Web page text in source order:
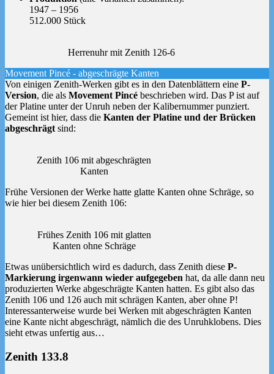
1947 – 1956
512.000 Stück
Herrenuhr mit Zenith 126-6
Movement Pincé - abgeschrägte Kanten
Von einigen Zenith-Werken gibt es in den Datenblättern eine P-
Version, die als Movement Pincé beschrieben wird. Das P ist auf
der Platine unter der Unruh neben der Kalibernummer punziert.
Gemeint ist hier, dass die Kanten der Platine und der Brücken
abgeschrägt sind:
Zenith 106 mit abgeschrägten
Kanten
Frühe Versionen der Werke hatte glatte Kanten ohne Schräge, so
wie hier bei diesem Zenith 106:
Frühes Zenith 106 mit glatten
Kanten ohne Schräge
Etwas unübersichtlich wird es dadurch, dass Zenith diese P-
Markierung irgenwann wieder aufgegeben hat, da alle dann neu
produzierten Werke abgeschrägte Kanten hatten. Es gibt also das
Zenith 106 und 126 auch mit schrägen Kanten, aber ohne P!
Interessanterweise wurde bei Werken mit abgeschrägten Kanten
eine Kante nicht abgeschrägt, nämlich die des Unruhklobens. Dies
sieht etwas unfertig aus…
Zenith 133.8